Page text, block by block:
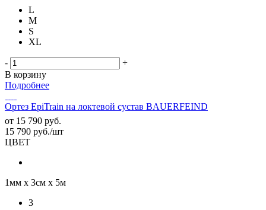
L
M
S
XL
-
+
В корзину
Подробнее
Ортез EpiTrain на локтевой сустав BAUERFEIND
от 15 790 руб.
15 790 руб./шт
ЦВЕТ
1мм х 3см х 5м
3